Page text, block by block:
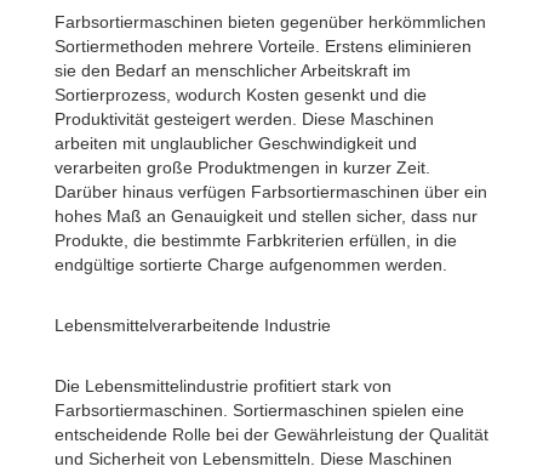
Farbsortiermaschinen bieten gegenüber herkömmlichen
Sortiermethoden mehrere Vorteile. Erstens eliminieren
sie den Bedarf an menschlicher Arbeitskraft im
Sortierprozess, wodurch Kosten gesenkt und die
Produktivität gesteigert werden. Diese Maschinen
arbeiten mit unglaublicher Geschwindigkeit und
verarbeiten große Produktmengen in kurzer Zeit.
Darüber hinaus verfügen Farbsortiermaschinen über ein
hohes Maß an Genauigkeit und stellen sicher, dass nur
Produkte, die bestimmte Farbkriterien erfüllen, in die
endgültige sortierte Charge aufgenommen werden.
Lebensmittelverarbeitende Industrie
Die Lebensmittelindustrie profitiert stark von
Farbsortiermaschinen. Sortiermaschinen spielen eine
entscheidende Rolle bei der Gewährleistung der Qualität
und Sicherheit von Lebensmitteln. Diese Maschinen